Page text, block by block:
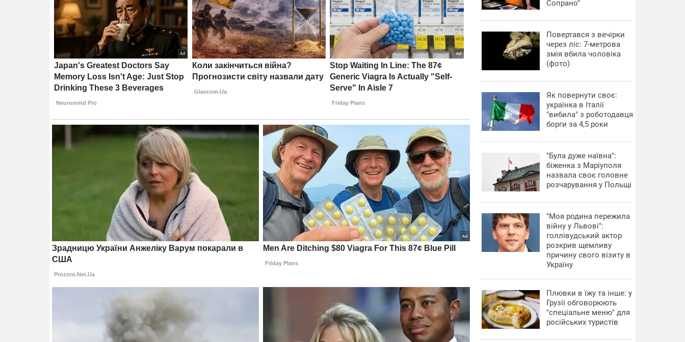
Сопрано"
Повертався з вечірки
через ліс: 7-метрова
змія вбила чоловіка
(фото)
​Як повернути своє:
українка в Італії
"вибила" з роботодавця
борги за 4,5 роки
"Була дуже наївна":
біженка з Маріуполя
назвала своє головне
розчарування у Польщі
"Моя родина пережила
війну у Львові":
голлівудський актор
розкрив щемливу
причину свого візиту в
Україну
Плювки в їжу та інше: у
Грузії обговорюють
"спеціальне меню" для
російських туристів